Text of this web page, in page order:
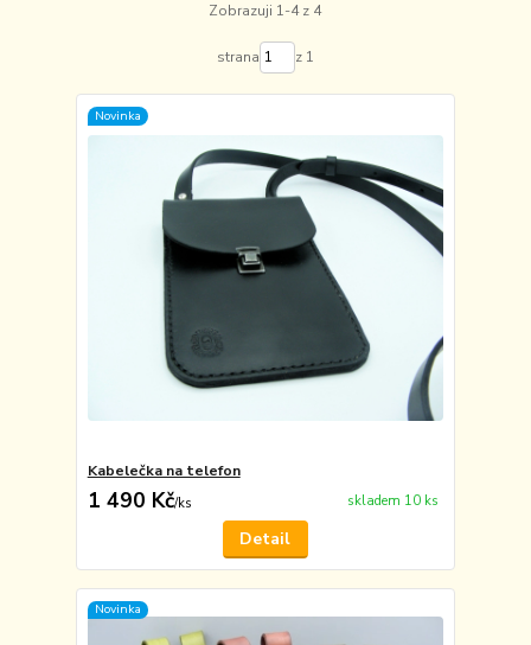
Zobrazuji 1-4 z 4
strana z 1
Novinka
Kabelečka na telefon
1 490 Kč/ks skladem 10 ks
Detail
Novinka